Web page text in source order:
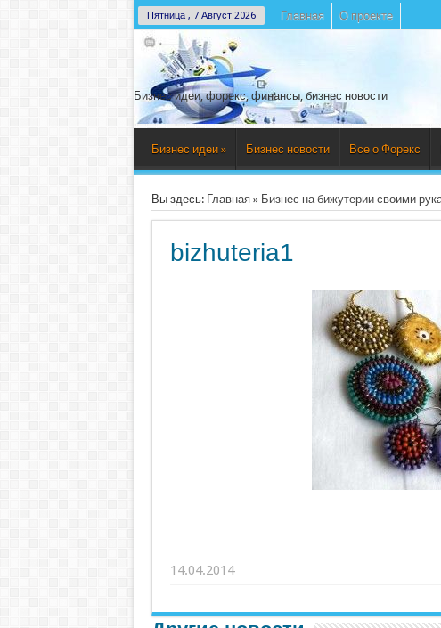
Пятница , 7 Август 2026 Главная О проекте
Бизнес идеи, форекс, финансы, бизнес новости
Бизнес идеи » Бизнес новости Все о Форекс
Вы здесь: Главная» Бизнес на бижутерии своими
bizhuteria1
14.04.2014